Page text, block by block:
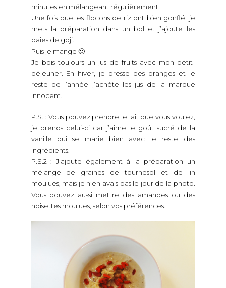
minutes en mélangeant régulièrement.
Une fois que les flocons de riz ont bien gonflé, je
mets la préparation dans un bol et j’ajoute les
baies de goji.
Puis je mange 🙂
Je bois toujours un jus de fruits avec mon petit-
déjeuner. En hiver, je presse des oranges et le
reste de l’année j’achète les jus de la marque
Innocent.
P.S. : Vous pouvez prendre le lait que vous voulez,
je prends celui-ci car j’aime le goût sucré de la
vanille qui se marie bien avec le reste des
ingrédients.
P.S.2 : J’ajoute également à la préparation un
mélange de graines de tournesol et de lin
moulues, mais je n’en avais pas le jour de la photo.
Vous pouvez aussi mettre des amandes ou des
noisettes moulues, selon vos préférences.